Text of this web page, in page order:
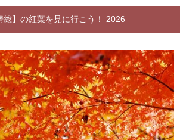
総】の紅葉を見に行こう！ 2026